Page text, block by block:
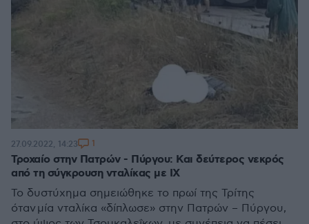
Τροχαίο στην Πατρών - Πύργου: Και δεύτερος νεκρός
από τη σύγκρουση νταλίκας με ΙΧ
Το δυστύχημα σημειώθηκε το πρωί της Τρίτης
όταν μία νταλίκα «δίπλωσε» στην Πατρών – Πύργου,
27.09.2022, 14:23 1